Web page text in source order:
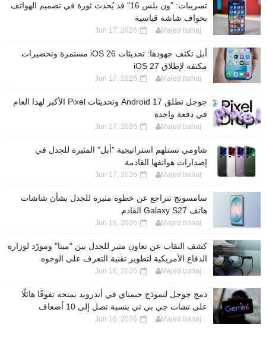
تسريبات: "ون بلس 16" قد يُحدث ثورة في تصميم الهواتف
بحواف شاشة قياسية
Majed bahaj
Jun 17, 2026
أبل تكثف جهودها: تحديثات iOS 26 مستمرة وتحضيرات
مكثفة لإطلاق iOS 27
Majed bahaj
Jun 17, 2026
جوجل تطلق Android 17 وتحديثات Pixel الأكبر لهذا العام
في دفعة واحدة
Majed bahaj
Jun 17, 2026
شاومي تستلهم استراتيجية "أبل" المثيرة للجدل في
إصدارات هواتفها القادمة
Majed bahaj
Jun 17, 2026
سامسونج تتراجع عن خطوة مثيرة للجدل بشأن شاشات
هاتف Galaxy S27 القادم
Majed bahaj
Jun 16, 2026
كشف النقاب عن تعاون مثير للجدل بين "ميتا" ومورّد لوزارة
الدفاع الأمريكية لتطوير تقنية التعرف على الوجوه
Majed bahaj
Jun 16, 2026
دمج جوجل لنموذج جيمناي في أندرويد يمنحه تفوقًا هائلًا
على تشات جي بي تي بنسبة تصل إلى 10 أضعاف
Majed bahaj
Jun 16, 2026